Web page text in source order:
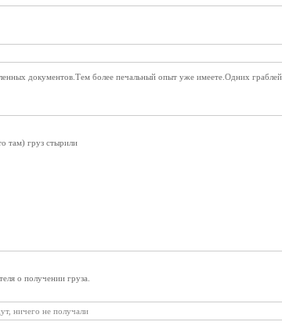
документов.Тем более печальный опыт уже имеете.Одних
там) груз стырили
о получении груза.
ничего не получали